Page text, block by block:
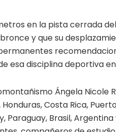
en la pista cerrada
y que su
esa disciplina deportiva
Ángela Nicole
Costa Rica,
Paraguay, Brasil,